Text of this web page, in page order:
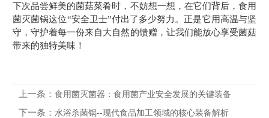
下次品尝鲜美的菌菇菜肴时，不妨想一想，在它们背后，食用
菌灭菌锅这位“安全卫士”付出了多少努力。正是它用高温与坚
守，守护着每一份来自大自然的馈赠，让我们能放心享受菌菇
带来的独特美味！
上一条：食用菌灭菌器：食用菌产业安全发展的关键装备
下一条： 水浴杀菌锅--现代食品加工领域的核心装备解析